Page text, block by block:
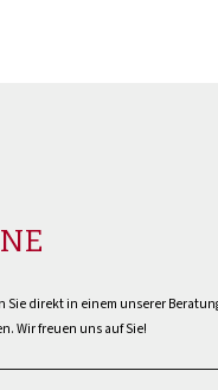
Sie direkt in einem unserer
Wir freuen uns auf Sie!